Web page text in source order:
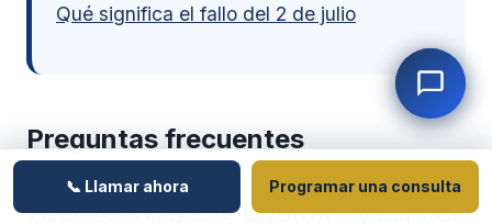
Qué significa el fallo del 2 de julio
Preguntas frecuentes
¿Qué es 8 U.S.C. § 1225(b)(1) y por qué
📞 Llamar ahora Programar una consulta